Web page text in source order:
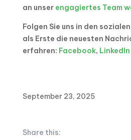
an unser engagiertes Team
Folgen Sie uns in den
als Erste die neuesten
erfahren: Facebook, LinkedIn
September 23, 2025
Share this: